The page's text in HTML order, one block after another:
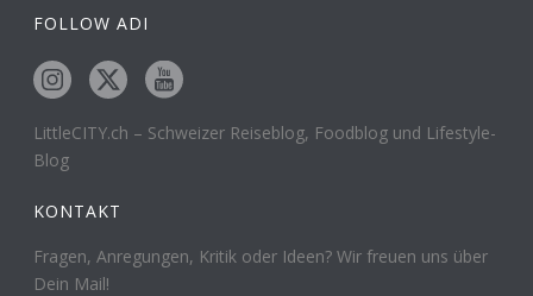
FOLLOW ADI
LittleCITY.ch – Schweizer Reiseblog, Foodblog und Lifestyle-
Blog
KONTAKT
Fragen, Anregungen, Kritik oder Ideen? Wir freuen uns über
Dein Mail!